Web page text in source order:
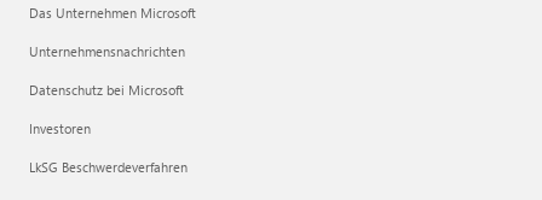
Das Unternehmen Microsoft
Unternehmensnachrichten
Datenschutz bei Microsoft
Investoren
LkSG Beschwerdeverfahren